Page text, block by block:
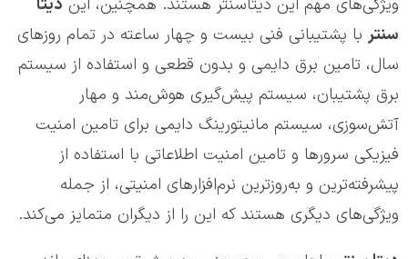
سنتر با پشتیبانی فنی بیست و چهار ساعته در تمام روزهای
سال، تامین برق دایمی و بدون قطعی و استفاده از سیستم
برق پشتیبان، سیستم پیش‌گیری هوش‌مند و مهار
آتش‌سوزی، سیستم مانیتورینگ دایمی برای تامین امنیت
فیزیکی سرورها و تامین امنیت اطلاعاتی با استفاده از
پیشرفته‌ترین و به‌روزترین نرم‌افزارهای امنیتی، از جمله
ویژگی‌های دیگری هستند که این را از دیگران متمایز می‌کند.